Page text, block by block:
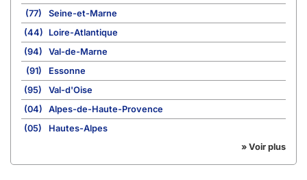
(77)
Seine-et-Marne
(44)
Loire-Atlantique
(94)
Val-de-Marne
(91)
Essonne
(95)
Val-d'Oise
(04)
Alpes-de-Haute-Provence
(05)
Hautes-Alpes
» Voir plus